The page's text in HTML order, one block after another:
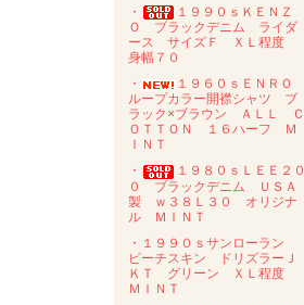
・
１９９０ｓＫＥＮＺ
Ｏ ブラックデニム ライダ
ース サイズＦ ＸＬ程度
身幅７０
・
１９６０ｓＥＮＲＯ
ループカラー開襟シャツ ブ
ラック×ブラウン ＡＬＬ Ｃ
ＯＴＴＯＮ １６ハーフ Ｍ
ＩＮＴ
・
１９８０ｓＬＥＥ２０
０ ブラックデニム ＵＳＡ
製 ｗ３８Ｌ３０ オリジナ
ル ＭＩＮＴ
・１９９０ｓサンローラン
ピーチスキン ドリズラーＪ
ＫＴ グリーン ＸＬ程度
ＭＩＮＴ